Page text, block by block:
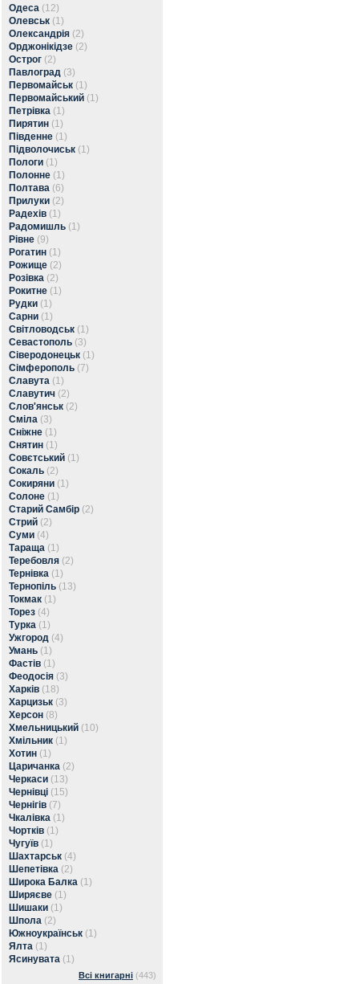
Одеса (12)
Олевськ (1)
Олександрія (2)
Орджонікідзе (2)
Острог (2)
Павлоград (3)
Первомайськ (1)
Первомайський (1)
Петрівка (1)
Пирятин (1)
Південне (1)
Підволочиськ (1)
Пологи (1)
Полонне (1)
Полтава (6)
Прилуки (2)
Радехів (1)
Радомишль (1)
Рівне (9)
Рогатин (1)
Рожище (2)
Розівка (2)
Рокитне (1)
Рудки (1)
Сарни (1)
Світловодськ (1)
Севастополь (3)
Сіверодонецьк (1)
Сімферополь (7)
Славута (1)
Славутич (2)
Слов'янськ (2)
Сміла (3)
Сніжне (1)
Снятин (1)
Совєтський (1)
Сокаль (2)
Сокиряни (1)
Солоне (1)
Старий Самбір (2)
Стрий (2)
Суми (4)
Тараща (1)
Теребовля (2)
Тернівка (1)
Тернопіль (13)
Токмак (1)
Торез (4)
Турка (1)
Ужгород (4)
Умань (1)
Фастів (1)
Феодосія (3)
Харків (18)
Харцизьк (3)
Херсон (8)
Хмельницький (10)
Хмільник (1)
Хотин (1)
Царичанка (2)
Черкаси (13)
Чернівці (15)
Чернігів (7)
Чкалівка (1)
Чортків (1)
Чугуїв (1)
Шахтарськ (4)
Шепетівка (2)
Широка Балка (1)
Ширяєве (1)
Шишаки (1)
Шпола (2)
Южноукраїнськ (1)
Ялта (1)
Ясинувата (1)
Всі книгарні (443)